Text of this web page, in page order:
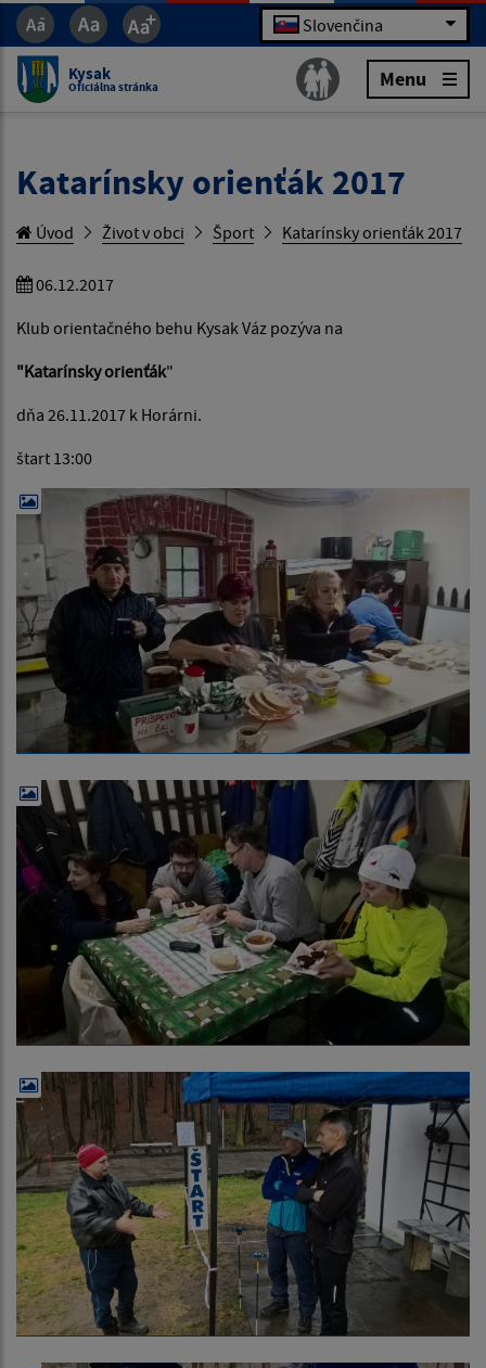
Slovenčina
Kysak
Oficiálna stránka Menu
Katarínsky orienťák 2017
Úvod Život v obci Šport Katarínsky orienťák 2017
06.12.2017
Klub orientačného behu Kysak Váz pozýva na
"Katarínsky orienťák"
dňa 26.11.2017 k Horárni.
štart 13:00